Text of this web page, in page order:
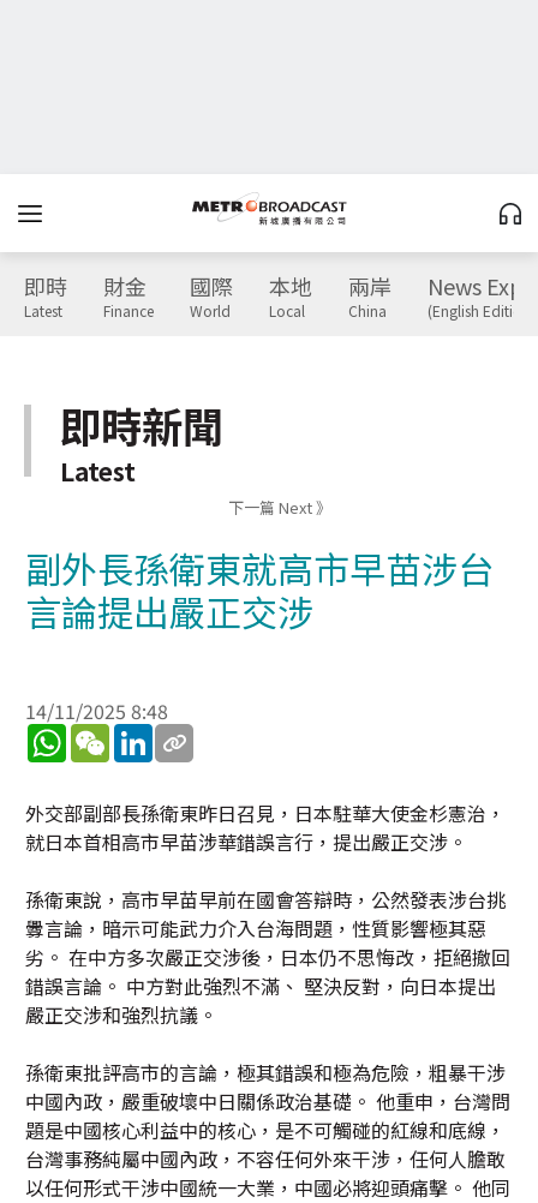
即時
Latest
財金
Finance
國際
World
本地
Local
兩岸
China
News
(English Edition)
即時新聞
Latest
下一篇 Next 》
副外長孫衛東就高市早苗涉台
言論提出嚴正交涉
14/11/2025 8:48
WhatsApp
WeChatLinkedIn
外交部副部長孫衛東昨日召見，日本駐華大使金杉憲治，
就日本首相高市早苗涉華錯誤言行，提出嚴正交涉。
孫衛東說，高市早苗早前在國會答辯時，公然發表涉台挑
釁言論，暗示可能武力介入台海問題，性質影響極其惡
劣。 在中方多次嚴正交涉後，日本仍不思悔改，拒絕撤回
錯誤言論。 中方對此強烈不滿、 堅決反對，向日本提出
嚴正交涉和強烈抗議。
孫衛東批評高市的言論，極其錯誤和極為危險，粗暴干涉
中國內政，嚴重破壞中日關係政治基礎。 他重申，台灣問
題是中國核心利益中的核心，是不可觸碰的紅線和底線，
台灣事務純屬中國內政，不容任何外來干涉，任何人膽敢
以任何形式干涉中國統一大業，中國必將迎頭痛擊。 他同